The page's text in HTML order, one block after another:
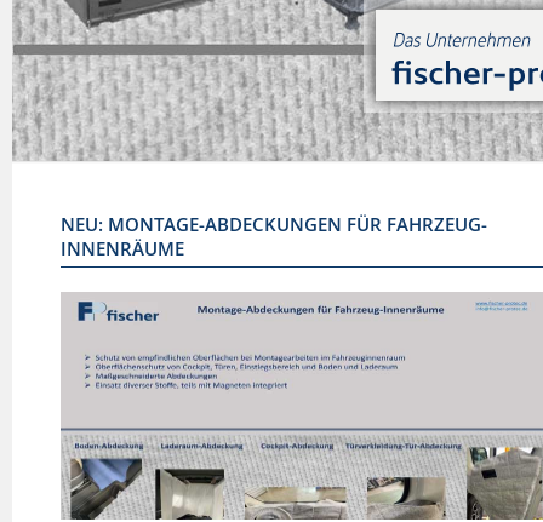
NEU: MONTAGE-ABDECKUNGEN FÜR FAHRZEUG-
INNENRÄUME